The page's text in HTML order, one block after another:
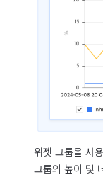
위젯 그룹을 사
그룹의 높이 및